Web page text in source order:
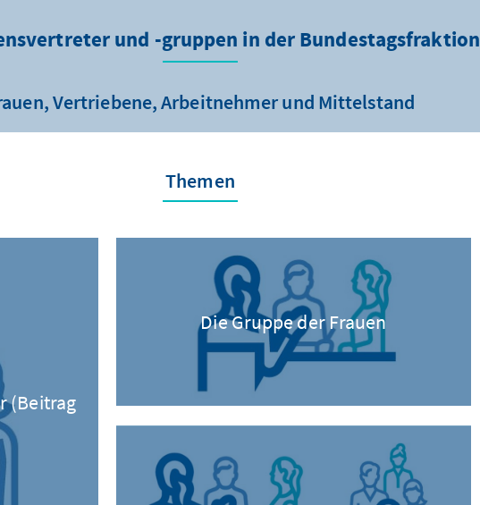
und -gruppen in der Bundestagsfraktion
Vertriebene, Arbeitnehmer und Mittelstand
Themen
(Beitrag
Die Gruppe der Frauen